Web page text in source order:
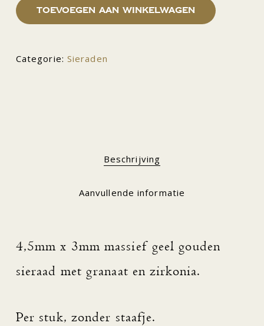
Toevoegen aan winkelwagen
Categorie: Sieraden
Beschrijving
Aanvullende informatie
4,5mm x 3mm massief geel gouden
sieraad met granaat en zirkonia.
Per stuk, zonder staafje.